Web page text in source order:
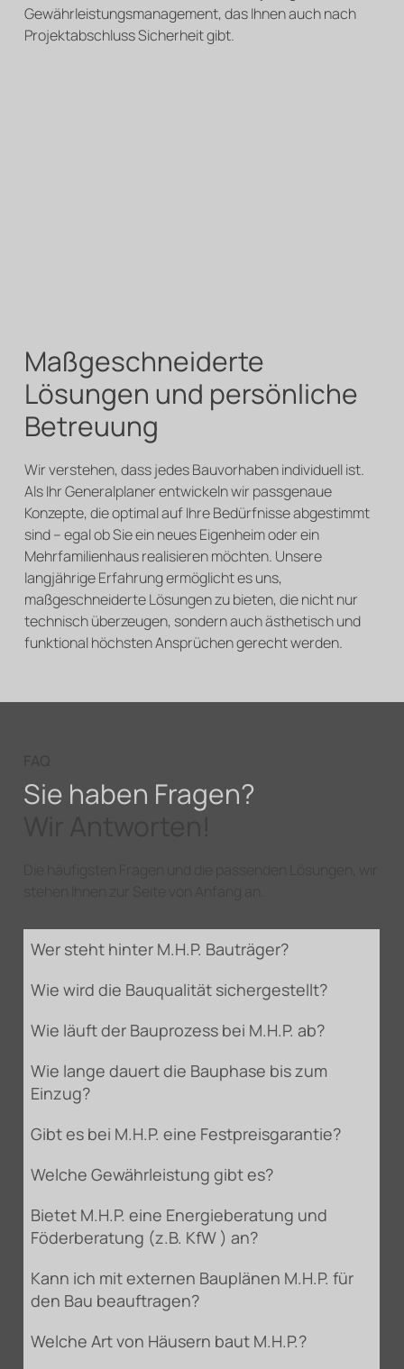
Gewährleistungsmanagement, das Ihnen auch nach
Projektabschluss Sicherheit gibt.
Maßgeschneiderte
Lösungen und persönliche
Betreuung
Wir verstehen, dass jedes Bauvorhaben individuell ist.
Als Ihr Generalplaner entwickeln wir passgenaue
Konzepte, die optimal auf Ihre Bedürfnisse abgestimmt
sind – egal ob Sie ein neues Eigenheim oder ein
Mehrfamilienhaus realisieren möchten. Unsere
langjährige Erfahrung ermöglicht es uns,
maßgeschneiderte Lösungen zu bieten, die nicht nur
technisch überzeugen, sondern auch ästhetisch und
funktional höchsten Ansprüchen gerecht werden.
Sie haben Fragen?
Wer steht hinter M.H.P. Bauträger?
Wie wird die Bauqualität sichergestellt?
Wie läuft der Bauprozess bei M.H.P. ab?
Wie lange dauert die Bauphase bis zum
Einzug?
Gibt es bei M.H.P. eine Festpreisgarantie?
Welche Gewährleistung gibt es?
Bietet M.H.P. eine Energieberatung und
Föderberatung (z.B. KfW ) an?
Kann ich mit externen Bauplänen M.H.P. für
den Bau beauftragen?
Welche Art von Häusern baut M.H.P.?